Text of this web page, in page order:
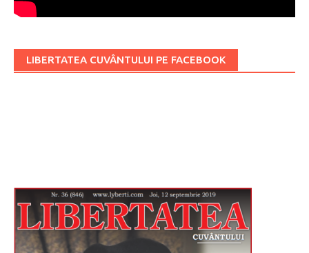
LIBERTATEA CUVÂNTULUI PE FACEBOOK